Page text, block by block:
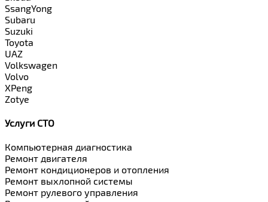
SsangYong
Subaru
Suzuki
Toyota
UAZ
Volkswagen
Volvo
XPeng
Zotye
Услуги СТО
Компьютерная диагностика
Ремонт двигателя
Ремонт кондиционеров и отопления
Ремонт выхлопной системы
Ремонт рулевого управления